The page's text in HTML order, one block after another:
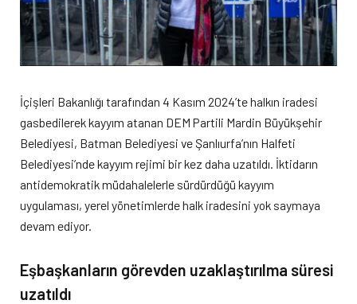
İçişleri Bakanlığı tarafından 4 Kasım 2024’te halkın iradesi
gasbedilerek kayyım atanan DEM Partili Mardin Büyükşehir
Belediyesi, Batman Belediyesi ve Şanlıurfa’nın Halfeti
Belediyesi’nde kayyım rejimi bir kez daha uzatıldı. İktidarın
antidemokratik müdahalelerle sürdürdüğü kayyım
uygulaması, yerel yönetimlerde halk iradesini yok saymaya
devam ediyor.
Eşbaşkanların görevden uzaklaştırılma süresi
uzatıldı